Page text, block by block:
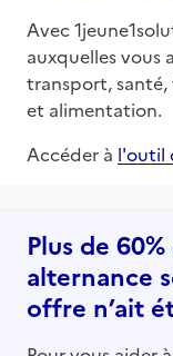
Avec
auxquelles vous
transport,
et alimentation.
Accéder à l'outil
Plus de
alternance
offre n’ait